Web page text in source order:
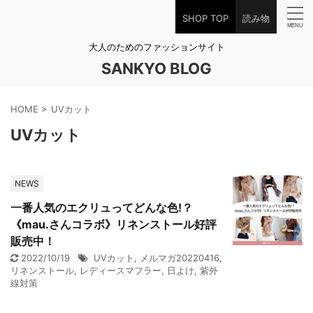
SHOP TOP 読み物
大人のためのファッションサイト
SANKYO BLOG
HOME > UVカット
UVカット
NEWS
一番人気のエクリュってどんな色!？
《mau.さんコラボ》リネンストール好評
販売中！
2022/10/19 UVカット , メルマガ20220416,
リネンストール, レディースマフラー, 日よけ, 紫外
線対策